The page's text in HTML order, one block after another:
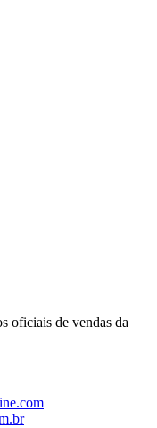
oficiais de vendas da